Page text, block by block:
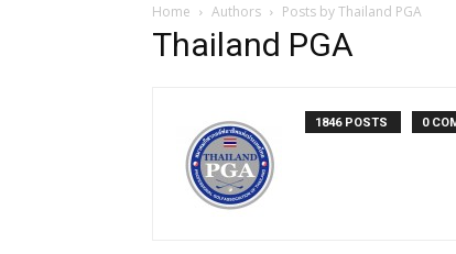
กีฬา
กอล์ฟ
Home Authors Posts by Thailand PGA
Thailand PGA
1846 POSTS 0